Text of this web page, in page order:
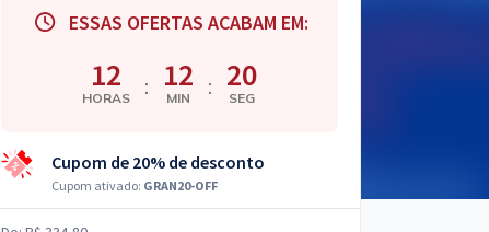
ESSAS OFERTAS ACABAM EM:
12
HORAS : 12
MIN : 19
SEG
Cupom de 20% de desconto
Cupom ativado: GRAN20-OFF